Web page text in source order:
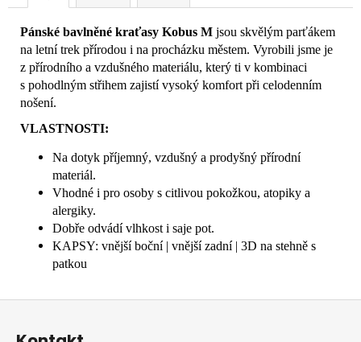
Pánské bavlněné kraťasy Kobus M jsou skvělým parťákem
na letní trek přírodou i na procházku městem. Vyrobili jsme je
z přírodního a vzdušného materiálu, který ti v kombinaci
s pohodlným střihem zajistí vysoký komfort při celodenním
nošení.
VLASTNOSTI:
Na dotyk příjemný, vzdušný a prodyšný přírodní
materiál.
Vhodné i pro osoby s citlivou pokožkou, atopiky a
alergiky.
Dobře odvádí vlhkost i saje pot.
KAPSY: vnější boční | vnější zadní | 3D na stehně s
patkou
Z